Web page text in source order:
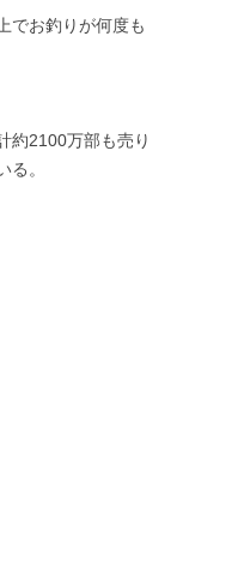
でお釣りが何度も
約2100万部も売り
。